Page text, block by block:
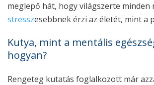
meglepő hát, hogy világszerte minden
stresszesebbnek érzi az életét, mint a
Kutya, mint a mentális
hogyan?
Rengeteg kutatás foglalkozott már